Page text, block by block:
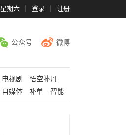
星期六 登录 注册
公众号 微博
电视剧
悟空补丹
自媒体 补单 智能